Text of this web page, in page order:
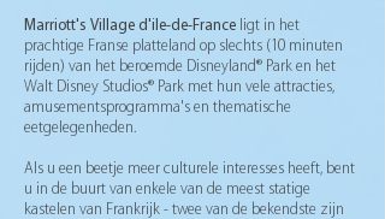
Marriott's Village d'ile-de-France ligt in het
prachtige Franse platteland op slechts (10 minuten
rijden) van het beroemde Disneyland® Park en het
Walt Disney Studios® Park met hun vele attracties,
amusementsprogramma's en thematische
eetgelegenheden.
Als u een beetje meer culturele interesses heeft, bent
u in de buurt van enkele van de meest statige
kastelen van Frankrijk - twee van de bekendste zijn